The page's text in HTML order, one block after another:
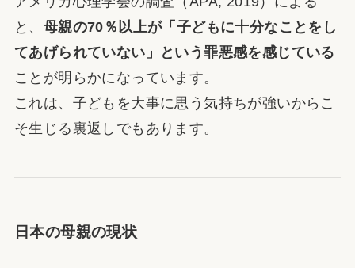
と、 母親の70％以上が「子どもに十分なことをし
てあげられていない」という罪悪感を感じている
ことが明らかになっています。
これは、子どもを大事に思う気持ちが強いからこ
そ生じる裏返しでもあります。
日本の母親の現状